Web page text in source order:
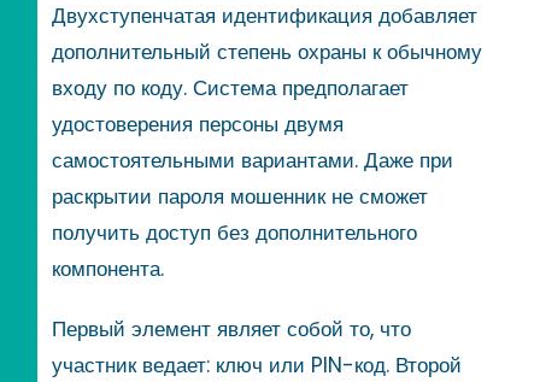
Двухступенчатая идентификация добавляет
дополнительный степень охраны к обычному
входу по коду. Система предполагает
удостоверения персоны двумя
самостоятельными вариантами. Даже при
раскрытии пароля мошенник не сможет
получить доступ без дополнительного
компонента.
Первый элемент являет собой то, что
участник ведает: ключ или PIN-код. Второй